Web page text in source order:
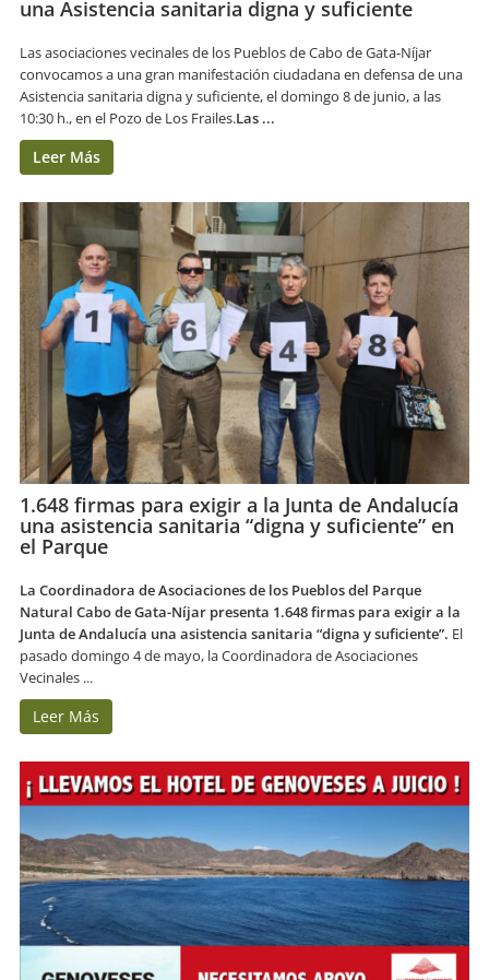
una Asistencia sanitaria digna y suficiente
Las asociaciones vecinales de los Pueblos de Cabo de Gata-Níjar
convocamos a una gran manifestación ciudadana en defensa de una
Asistencia sanitaria digna y suficiente, el domingo 8 de junio, a las
10:30 h., en el Pozo de Los Frailes.Las ...
Leer Más
1.648 firmas para exigir a la Junta de Andalucía
una asistencia sanitaria “digna y suficiente” en
el Parque
La Coordinadora de Asociaciones de los Pueblos del Parque
Natural Cabo de Gata-Níjar presenta 1.648 firmas para exigir a la
Junta de Andalucía una asistencia sanitaria “digna y suficiente”. El
pasado domingo 4 de mayo, la Coordinadora de Asociaciones
Vecinales ...
Leer Más